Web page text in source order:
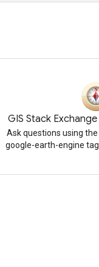
GIS Stack Exchange
Ask questions using the
google-earth-engine tag